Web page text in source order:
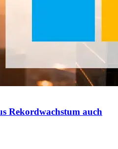
Rekordwachstum auch